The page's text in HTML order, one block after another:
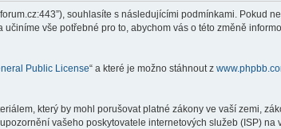
souhlasíte s následujícími podmínkami. Pokud
vše potřebné pro to, abychom vás o této změně
Public License“ a které je možno stáhnout z
který by mohl porušovat platné zákony ve vaší zemi,
vašeho poskytovatele internetových služeb (ISP)